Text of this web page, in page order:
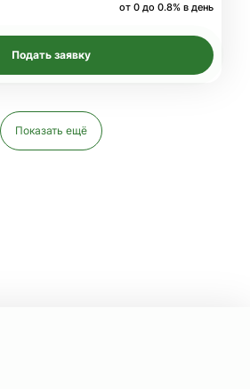
от 0 до 0.8% в день
Подать заявку
Показать ещё